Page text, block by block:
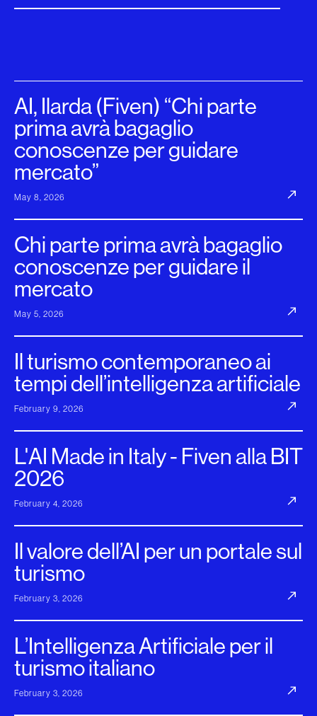
AI, Ilarda (Fiven) “Chi parte
prima avrà bagaglio
conoscenze per guidare
mercato”
May 8, 2026
Chi parte prima avrà bagaglio
conoscenze per guidare il
mercato
May 5, 2026
Il turismo contemporaneo ai
tempi dell’intelligenza artificiale
February 9, 2026
L'AI Made in Italy - Fiven alla BIT
2026
February 4, 2026
Il valore dell’AI per un portale sul
turismo
February 3, 2026
L’Intelligenza Artificiale per il
turismo italiano
February 3, 2026